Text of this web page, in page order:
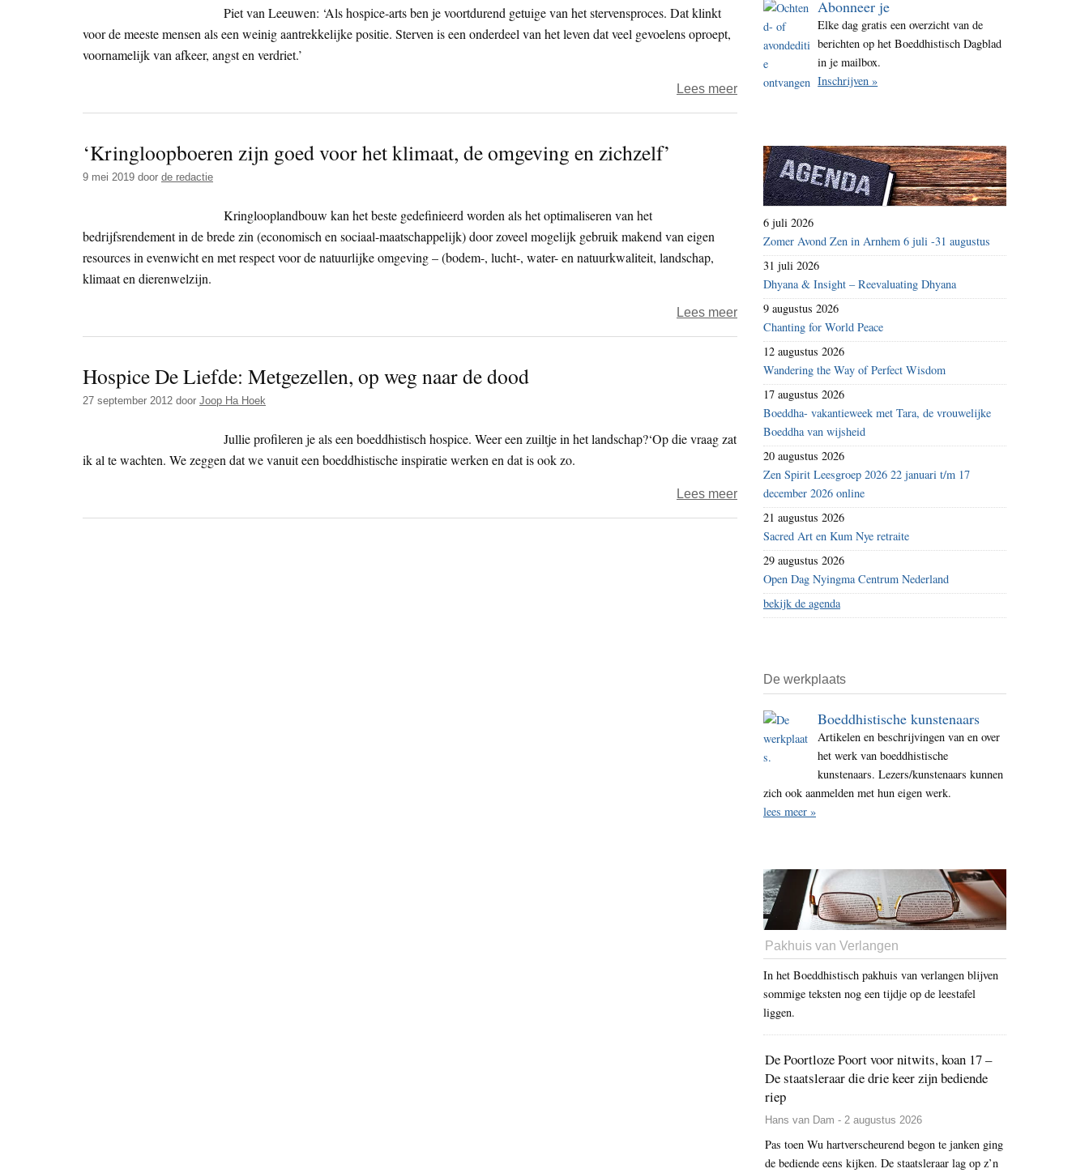
i
t
Piet van Leeuwen: ‘Als hospice-arts ben je voortdurend getuige van het stervensproces. Dat klinkt
voor de meeste mensen als een weinig aantrekkelijke positie. Sterven is een onderdeel van het leven dat veel gevoelens oproept,
voornamelijk van afkeer, angst en verdriet.’
Lees meerover
doen’
‘Kringloopboeren zijn goed voor het klimaat, de omgeving en zichzelf’
9 mei 2019 door de redactie
Kringlooplandbouw kan het beste gedefinieerd worden als het optimaliseren van het
bedrijfsrendement in de brede zin (economisch en sociaal-maatschappelijk) door zoveel mogelijk gebruik makend van eigen
resources in evenwicht en met respect voor de natuurlijke omgeving – (bodem-, lucht-, water- en natuurkwaliteit, landschap,
klimaat en dierenwelzijn.
Lees meerover
‘Kringloopboeren
goed
klimaat,
omgeving
en
zichzelf’
Hospice De Liefde: Metgezellen, op weg naar de dood
27 september 2012 door Joop Ha Hoek
Jullie profileren je als een boeddhistisch hospice. Weer een zuiltje in het landschap?‘Op die vraag zat
ik al te wachten. We zeggen dat we vanuit een boeddhistische inspiratie werken en dat is ook zo.
Lees meerover
Hospice
Liefde:
Metgezellen,
dood
Abonneer je
Elke dag gratis een overzicht van de
berichten op het Boeddhistisch Dagblad
in je mailbox.
Inschrijven »
6 juli 2026
Zomer Avond Zen in Arnhem 6 juli -31 augustus
31 juli 2026
Dhyana & Insight – Reevaluating Dhyana
9 augustus 2026
Chanting for World Peace
12 augustus 2026
Wandering the Way of Perfect Wisdom
17 augustus 2026
Boeddha- vakantieweek met Tara, de vrouwelijke
Boeddha van wijsheid
20 augustus 2026
Zen Spirit Leesgroep 2026 22 januari t/m 17
december 2026 online
21 augustus 2026
Sacred Art en Kum Nye retraite
29 augustus 2026
Open Dag Nyingma Centrum Nederland
bekijk de agenda
De werkplaats
Boeddhistische kunstenaars
Artikelen en beschrijvingen van en over
het werk van boeddhistische
kunstenaars. Lezers/kunstenaars kunnen
zich ook aanmelden met hun eigen werk.
lees meer »
Pakhuis van Verlangen
In het Boeddhistisch pakhuis van verlangen blijven
sommige teksten nog een tijdje op de leestafel
liggen.
De Poortloze Poort voor nitwits, koan 17 –
De staatsleraar die drie keer zijn bediende
riep
Hans van Dam - 2 augustus 2026
Pas toen Wu hartverscheurend begon te janken ging
de bediende eens kijken. De staatsleraar lag op z’n